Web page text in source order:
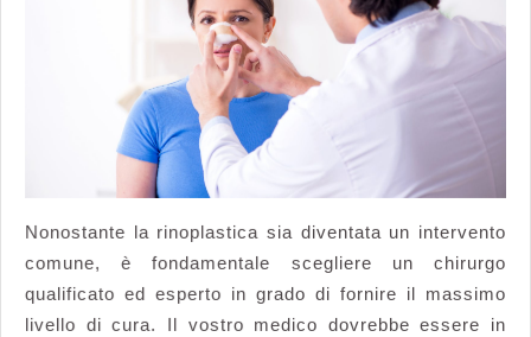
Nonostante la rinoplastica sia diventata un intervento
comune, è fondamentale scegliere un chirurgo
qualificato ed esperto in grado di fornire il massimo
livello di cura. Il vostro medico dovrebbe essere in